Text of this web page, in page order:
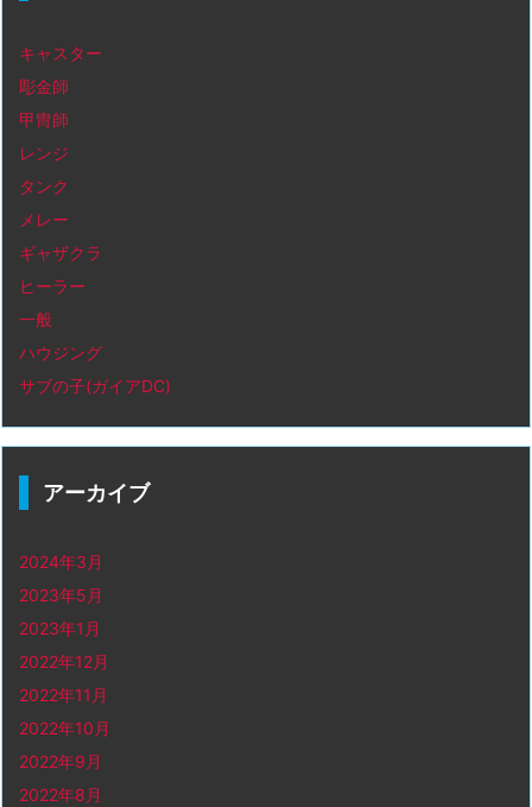
キャスター
彫金師
甲冑師
レンジ
タンク
メレー
ギャザクラ
ヒーラー
一般
ハウジング
サブの子(ガイアDC)
アーカイブ
2024年3月
2023年5月
2023年1月
2022年12月
2022年11月
2022年10月
2022年9月
2022年8月